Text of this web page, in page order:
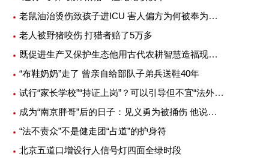
老鼠油治烫伤致孩子进ICU 害人偏方为何被奉为灵丹妙药
老人被野猪咬伤 打猎者赔了5万多
既促进生产又保护生态他用古代农耕智慧造福现代农业
“布鞋奶奶”走了 曾亲自给部队子弟兵送鞋40年
试行“家长学校”“持证上岗”？可以引导但不宜“法外加槛”
成为“南京胖哥”后的日子：见义勇为被捅伤 他说不后悔
“法不责众”不是健走团“占道”的护身符
北京五道口增设行人信号灯四面全绿时段